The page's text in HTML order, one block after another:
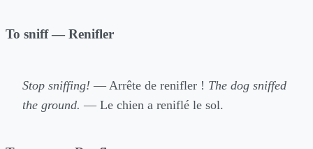
To sniff — Renifler
Stop sniffing! — Arrête de renifler ! The dog sniffed
the ground. — Le chien a reniflé le sol.